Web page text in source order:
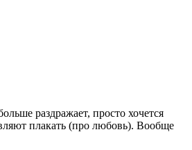
раздражает, просто хочется
плакать (про любовь). Вообще